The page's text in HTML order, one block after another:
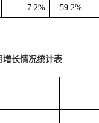
7.2% 59.2%
增长情况统计表